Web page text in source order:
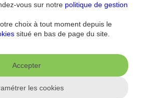
FormulairesAccessibilité : non
Nos
Espace Presse
vous sur notre politique de gestion
choix à tout moment depuis le
situé en bas de page du site.
Accepter
les cookies